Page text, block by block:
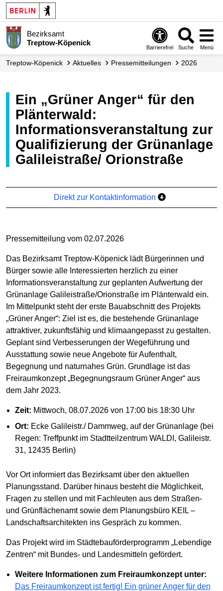
Bezirksamt
Treptow-Köpenick
Barrierefrei Suche Menü
Treptow-Köpenick Aktuelles Presse­mitteilungen 2026
Ein „Grüner Anger“ für den
Plänterwald:
Informationsveranstaltung zur
Qualifizierung der Grünanlage
Galileistraße/ Orionstraße
Direkt zur Kontaktinformation
Pressemitteilung vom 02.07.2026
Das Bezirksamt Treptow-Köpenick lädt Bürgerinnen und
Bürger sowie alle Interessierten herzlich zu einer
Informationsveranstaltung zur geplanten Aufwertung der
Grünanlage Galileistraße/Orionstraße im Plänterwald ein.
Im Mittelpunkt steht der erste Bauabschnitt des Projekts
„Grüner Anger“: Ziel ist es, die bestehende Grünanlage
attraktiver, zukunftsfähig und klimaangepasst zu gestalten.
Geplant sind Verbesserungen der Wegeführung und
Ausstattung sowie neue Angebote für Aufenthalt,
Begegnung und naturnahes Grün. Grundlage ist das
Freiraumkonzept „Begegnungsraum Grüner Anger“ aus
dem Jahr 2023.
Zeit: Mittwoch, 08.07.2026 von 17:00 bis 18:30 Uhr
Ort: Ecke Galileistr./ Dammweg, auf der Grünanlage (bei
Regen: Treffpunkt im Stadtteilzentrum WALDI, Galileistr.
31, 12435 Berlin)
Vor Ort informiert das Bezirksamt über den aktuellen
Planungsstand. Darüber hinaus besteht die Möglichkeit,
Fragen zu stellen und mit Fachleuten aus dem Straßen-
und Grünflächenamt sowie dem Planungsbüro KEIL –
Landschaftsarchitekten ins Gespräch zu kommen.
Das Projekt wird im Städtebauförderprogramm „Lebendige
Zentren“ mit Bundes- und Landesmitteln gefördert.
Weitere Informationen zum Freiraumkonzept unter:
Das Freiraumkonzept ist fertig! Ein grüner Anger für den